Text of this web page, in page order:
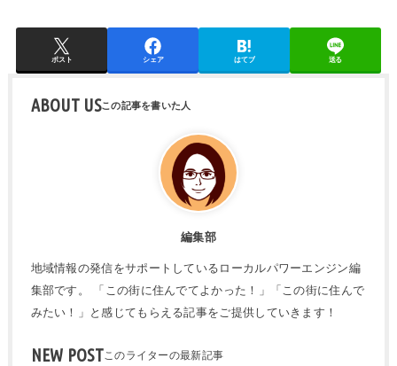
ポスト シェア はてブ 送る
ABOUT US
編集部
地域情報の発信をサポートしているローカルパワーエンジン編
集部です。 「この街に住んでてよかった！」「この街に住んで
みたい！」と感じてもらえる記事をご提供していきます！
NEW POST